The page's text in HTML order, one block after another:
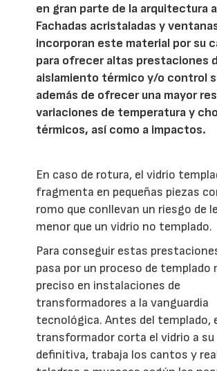
en gran parte de la arquitectura
Fachadas acristaladas y
incorporan este material por su
para ofrecer altas prestaciones
aislamiento térmico y/o control
además de ofrecer una mayor
variaciones de temperatura y
térmicos, así como a impactos.
En caso de rotura, el vidrio
fragmenta en pequeñas piezas
romo que conllevan un riesgo de
menor que un vidrio no templado.
Para conseguir estas
pasa por un proceso de templado
preciso en instalaciones de
transformadores a la vanguardia
tecnológica. Antes del templado,
transformador corta el vidrio a su
definitiva, trabaja los cantos y